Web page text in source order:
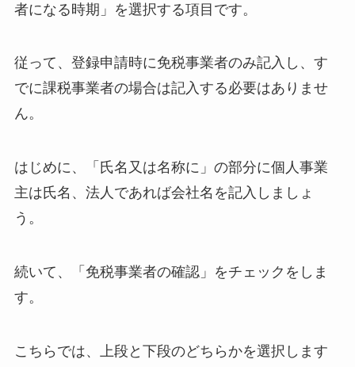
者になる時期」を選択する項目です。
従って、登録申請時に免税事業者のみ記入し、す
でに課税事業者の場合は記入する必要はありませ
ん。
はじめに、「氏名又は名称に」の部分に個人事業
主は氏名、法人であれば会社名を記入しましょ
う。
続いて、「免税事業者の確認」をチェックをしま
す。
こちらでは、上段と下段のどちらかを選択します